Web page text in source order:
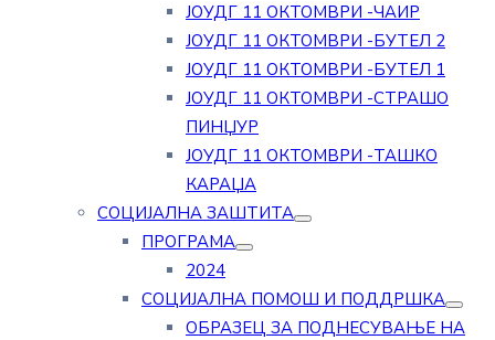
ЈОУДГ 11 ОКТОМВРИ -ЧАИР
ЈОУДГ 11 ОКТОМВРИ -БУТЕЛ 2
ЈОУДГ 11 ОКТОМВРИ -БУТЕЛ 1
ЈОУДГ 11 ОКТОМВРИ -СТРАШО
ПИНЏУР
ЈОУДГ 11 ОКТОМВРИ -ТАШКО
КАРАЏА
СОЦИЈАЛНА ЗАШТИТА
ПРОГРАМА
2024
СОЦИЈАЛНА ПОМОШ И ПОДДРШКА
ОБРАЗЕЦ ЗА ПОДНЕСУВАЊЕ НА